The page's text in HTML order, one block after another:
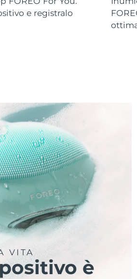
e registralo
VITA
è